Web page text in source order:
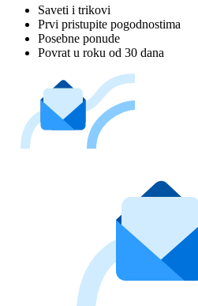
Saveti i trikovi
Prvi pristupite pogodnostima
Posebne ponude
Povrat u roku od 30 dana